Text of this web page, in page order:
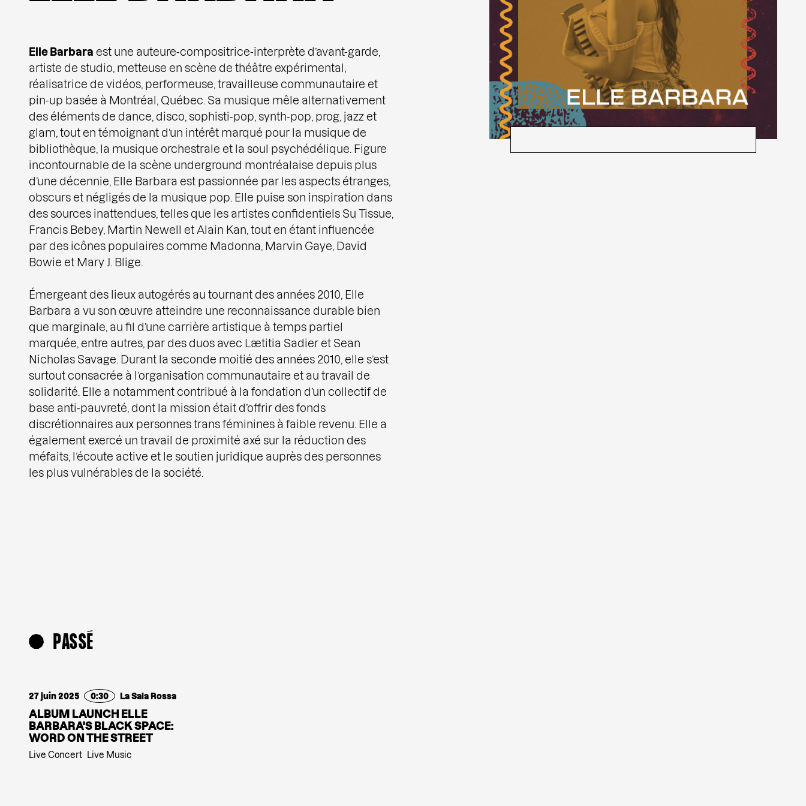
Elle Barbara est une auteure-compositrice-interprète d’avant-garde,
artiste de studio, metteuse en scène de théâtre expérimental,
réalisatrice de vidéos, performeuse, travailleuse communautaire et
pin-up basée à Montréal, Québec. Sa musique mêle alternativement
des éléments de dance, disco, sophisti-pop, synth-pop, prog, jazz et
glam, tout en témoignant d’un intérêt marqué pour la musique de
bibliothèque, la musique orchestrale et la soul psychédélique. Figure
incontournable de la scène underground montréalaise depuis plus
d’une décennie, Elle Barbara est passionnée par les aspects étranges,
obscurs et négligés de la musique pop. Elle puise son inspiration dans
des sources inattendues, telles que les artistes confidentiels Su Tissue,
Francis Bebey, Martin Newell et Alain Kan, tout en étant influencée
par des icônes populaires comme Madonna, Marvin Gaye, David
Bowie et Mary J. Blige.
Émergeant des lieux autogérés au tournant des années 2010, Elle
Barbara a vu son œuvre atteindre une reconnaissance durable bien
que marginale, au fil d’une carrière artistique à temps partiel
marquée, entre autres, par des duos avec Lætitia Sadier et Sean
Nicholas Savage. Durant la seconde moitié des années 2010, elle s’est
surtout consacrée à l’organisation communautaire et au travail de
solidarité. Elle a notamment contribué à la fondation d’un collectif de
base anti-pauvreté, dont la mission était d’offrir des fonds
discrétionnaires aux personnes trans féminines à faible revenu. Elle a
également exercé un travail de proximité axé sur la réduction des
méfaits, l’écoute active et le soutien juridique auprès des personnes
les plus vulnérables de la société.
PASSÉ
27 juin 2025 0:30 La Sala Rossa
ALBUM LAUNCH ELLE
BARBARA'S BLACK SPACE:
WORD ON THE STREET
Live Concert Live Music